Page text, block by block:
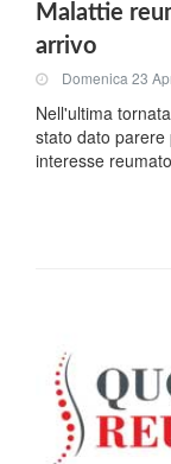
Malattie
arrivo
Domenica 23
Nell'ultima
stato dato parere
interesse